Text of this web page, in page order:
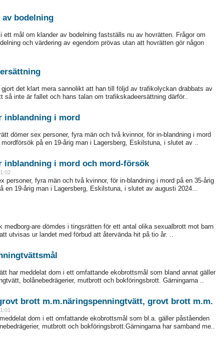
av bodelning
ett mål om klander av bodelning fastställs nu av hovrätten. Frågor om
och värdering av egendom prövas utan att hovrätten gör någon
det klart mera sannolikt att han till följd av trafikolyckan drabbats av
så inte är fallet och hans talan om trafikskadeersättning därför..
inblandning i mord
dömer sex personer, fyra män och två kvinnor, för in-blandning i mord
på en 19-årig man i Lagersberg, Eskilstuna, i slutet av ..
inblandning i mord och mord-försök
personer, fyra män och två kvinnor, för in-blandning i mord på en 35-årig
en 19-årig man i Lagersberg, Eskilstuna, i slutet av augusti 2024...
medborg-are dömdes i tingsrätten för ett antal olika sexualbrott mot barn
utvisas ur landet med förbud att återvända hit på tio år. ..
har meddelat dom i ett omfattande ekobrottsmål som bland annat gäller
bolånebedrägerier, mutbrott och bokföringsbrott. Gärningarna ..
brott m.m.näringspenningtvätt, grovt brott m.m.
dom i ett omfattande ekobrottsmål som bl.a. gäller påståenden
mutbrott och bokföringsbrott.Gärningarna har samband me..